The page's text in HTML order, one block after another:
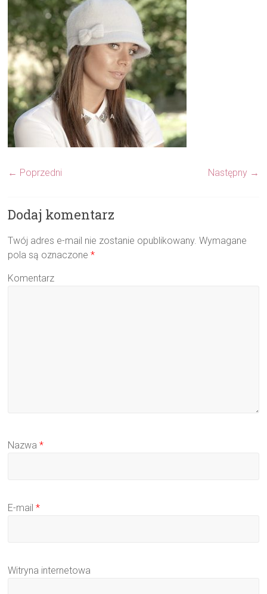
← Poprzedni Następny →
Dodaj komentarz
Twój adres e-mail nie zostanie opublikowany. Wymagane
pola są oznaczone*
Komentarz
Nazwa*
E-mail*
Witryna internetowa